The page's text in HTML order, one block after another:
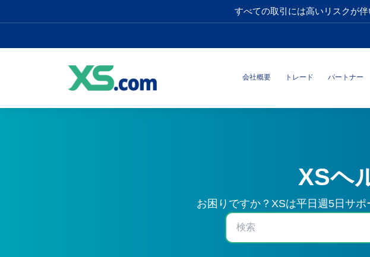
すべての取引には高いリスクが
会社概要 トレード パートナー
XSヘ
お困りですか？XSは平日週5日サ